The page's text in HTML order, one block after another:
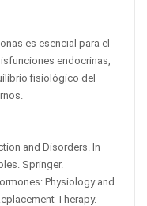
es esencial para el
endocrinas,
fisiológico del
and Disorders. In
Springer.
Physiology and
Therapy.